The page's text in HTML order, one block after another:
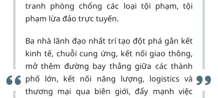
tranh phòng chống các loại tội phạm, tội
phạm lừa đảo trực tuyến.
Ba nhà lãnh đạo nhất trí tạo đột phá gắn kết
kinh tế, chuỗi cung ứng, kết nối giao thông,
mở thêm đường bay thẳng giữa các thành
phố lớn, kết nối năng lượng, logistics và
thương mại qua biên giới, đẩy mạnh việc